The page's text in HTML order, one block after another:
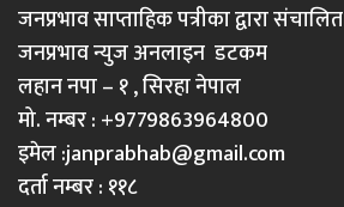
जनप्रभाव साप्ताहिक पत्रीका द्वारा संचालित
जनप्रभाव न्युज अनलाइन डटकम
लहान नपा – १ , सिरहा नेपाल
मो. नम्बर : +9779863964800
इमेल :janprabhab@gmail.com
दर्ता नम्बर : ११८